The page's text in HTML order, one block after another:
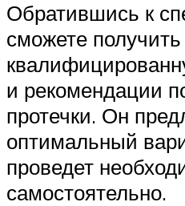
Обратившись к
сможете получить
и рекомендации
протечки. Он
оптимальный
проведет
самостоятельно.